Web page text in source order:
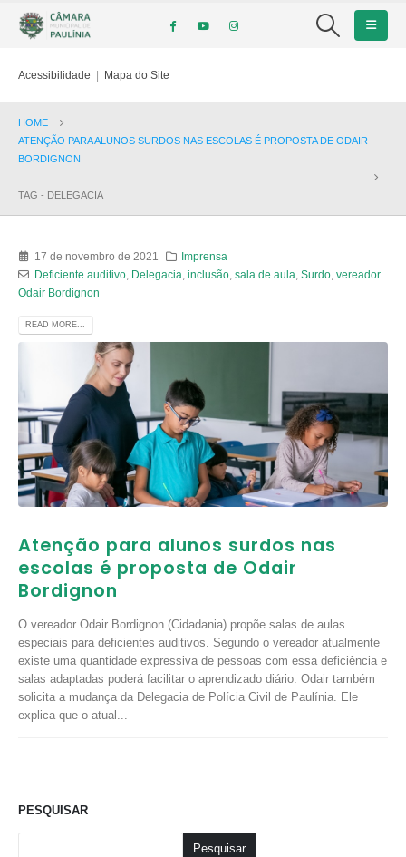
Acessibilidade | Mapa do Site
HOME
ATENÇÃO PARA ALUNOS SURDOS NAS ESCOLAS É PROPOSTA DE ODAIR
BORDIGNON
TAG - DELEGACIA
17 de novembro de 2021
Imprensa
Deficiente auditivo, Delegacia inclusão, sala de aula Surdo, vereador
Odair Bordignon
READ MORE...
Atenção para alunos surdos nas
escolas é proposta de Odair
Bordignon
O vereador Odair Bordignon (Cidadania) propõe salas de aulas
especiais para deficientes auditivos. Segundo o vereador atualmente
existe uma quantidade expressiva de pessoas com essa deficiência e
salas adaptadas poderá facilitar o aprendizado diário. Odair também
solicita a mudança da Delegacia de Polícia Civil de Paulínia. Ele
explica que o atual...
PESQUISAR
Pesquisar